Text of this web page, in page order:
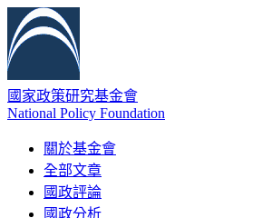
國家政策研究基金會
National Policy Foundation
關於基金會
全部文章
國政評論
國政分析